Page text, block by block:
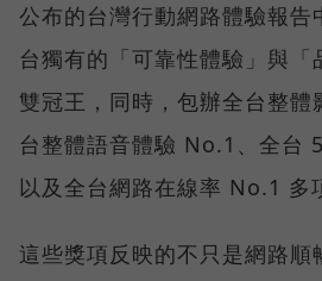
公布的台灣行動網路體驗報告
台獨有的「可靠性體驗」與「
雙冠王，同時，包辦全台整
台整體語音體驗 No.1、全台
以及全台網路在線率 No.1 多
這些獎項反映的不只是網路順